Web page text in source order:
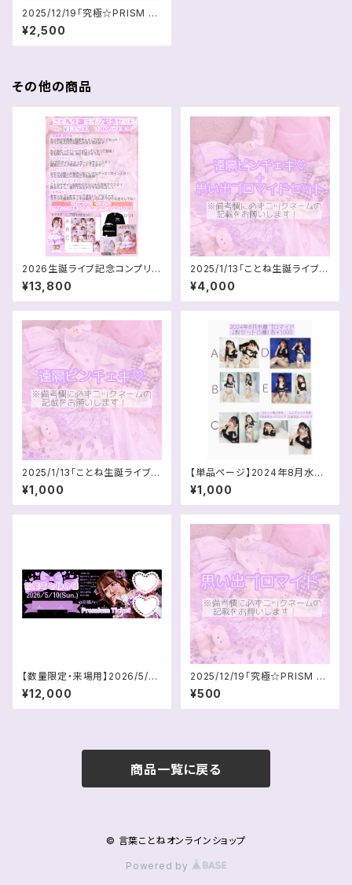
2025/12/19「究極☆PRISM PA
RTY」i☆Des集合チェキ
¥2,500
その他の商品
2026生誕ライブ記念コンプリー
トセット
¥13,800
2025/1/13「ことね生誕ライブ1
部+2部」遠隔チェキ3枚+思い出
ブロマイドセット
¥4,000
2025/1/13「ことね生誕ライブ2
部(OA衣装)」遠隔ピンチェキ
¥1,000
【単品ページ】2024年8月水着
ブロマイド
¥1,000
【数量限定・来場用】2026/5/10
言葉ことねの日プレミアムチケッ
ト
¥12,000
2025/12/19「究極☆PRISM PA
RTY」思い出ブロマイド
¥500
商品一覧に戻る
© 言葉ことねオンラインショップ
Powered by